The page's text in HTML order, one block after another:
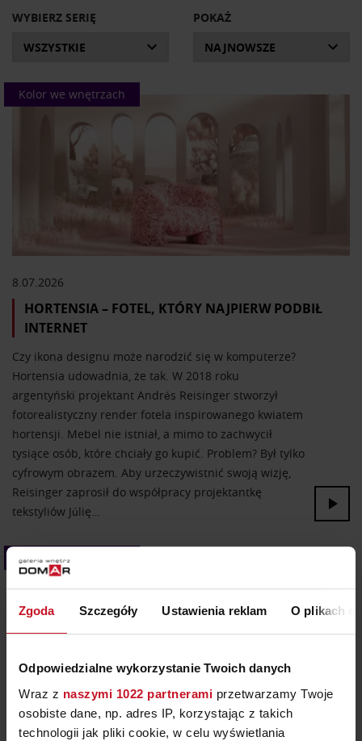
Zgoda Szczegóły Ustawienia reklam O plikach
Odpowiedzialne wykorzystanie Twoich danych
Wraz z naszymi 1022 partnerami przetwarzamy Twoje
osobiste dane, np. adres IP, korzystając z takich
technologii jak pliki cookie, w celu wyświetlania
z humorem opowiadają prowadzący. Wszystkie audycje
archiwalne, które ukazały się w latach 2019-2021 oraz
Domowa Galeria Stylu to program obowiązkowy dla
miłośników wzornictwa.
WYBIERZ SERIĘ POKAŻ
Kolor we wnętrzach
8.07.2026
HORTENSIA – FOTEL, KTÓRY NAJPIERW PODBIŁ
INTERNET
Czy ikona designu może narodzić się w komputerze?
Hortensia udowadnia, że tak. W 2018 roku
argentyński projektant Andrés Reisinger stworzył
fotorealistyczny render fotela inspirowanego kwiatem
hortensji. Mebel nie istniał, a mimo to zachwycił
tysiące osób, które chciały go kupić. Problem? Był tylko
cyfrowym obrazem. Aby urzeczywistnić swoją wizję,
Reisinger zaprosił do współpracy projektantkę
tekstyliów Júlię…
Kolor we wnętrzach